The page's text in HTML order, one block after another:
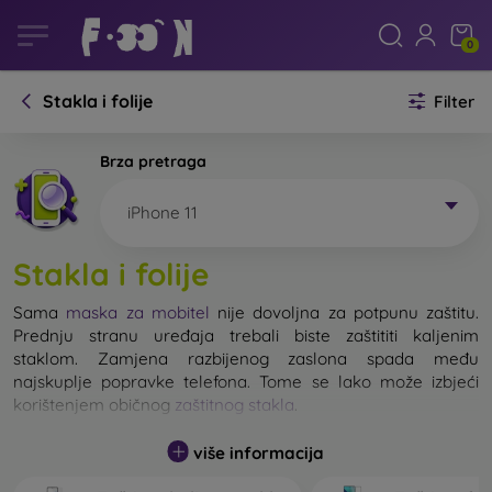
0
Stakla i folije Filter
Brza pretraga
iPhone 11
Stakla i folije
Sama maska za mobitel nije dovoljna za potpunu zaštitu.
Prednju stranu uređaja trebali biste zaštititi kaljenim
staklom. Zamjena razbijenog zaslona spada među
najskuplje popravke telefona. Tome se lako može izbjeći
korištenjem običnog zaštitnog stakla
Nerazbijivo staklo za mobitel ne postoji, ali u većini slučajeva
više informacija